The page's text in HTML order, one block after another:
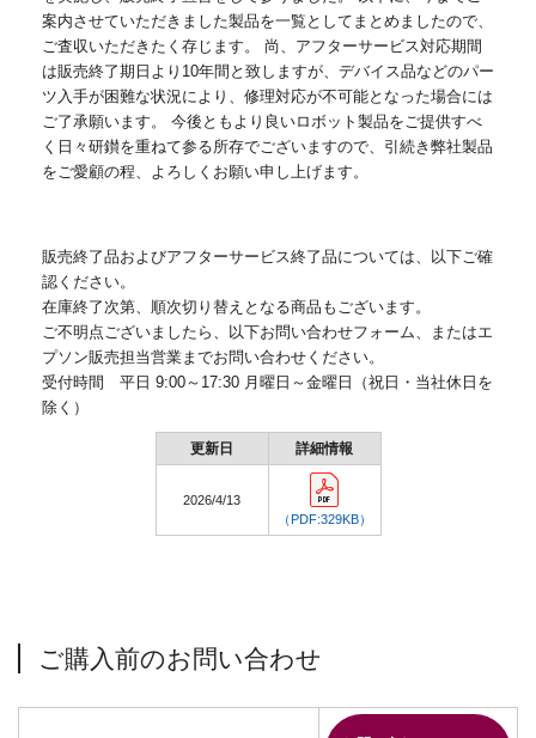
案内させていただきました製品を一覧としてまとめましたので、
ご査収いただきたく存じます。
尚、アフターサービス対応期間
は販売終了期日より10年間と致しますが、デバイス品などのパー
ツ入手が困難な状況により、修理対応が不可能となった場合には
ご了承願います。
今後ともより良いロボット製品をご提供すべ
く日々研鑚を重ねて参る所存でございますので、引続き弊社製品
をご愛顧の程、よろしくお願い申し上げます。
販売終了品およびアフターサービス終了品については、以下ご確
認ください。
在庫終了次第、順次切り替えとなる商品もございます。
ご不明点ございましたら、以下お問い合わせフォーム、またはエ
プソン販売担当営業までお問い合わせください。
受付時間 平日 9:00～17:30 月曜日～金曜日（祝日・当社休日を
除く）
更新日 詳細情報
2026/4/13
（PDF:329KB）
ご購入前のお問い合わせ